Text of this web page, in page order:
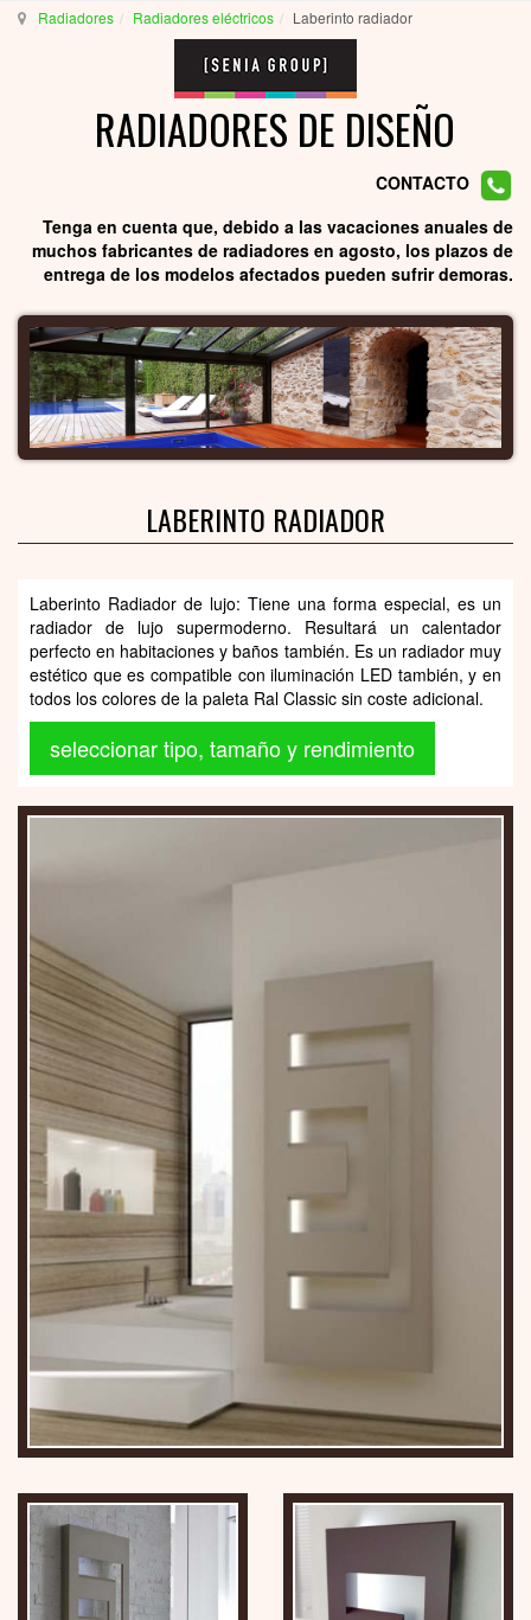
Radiadores Radiadores eléctricos Laberinto radiador
RADIADORES DE DISEÑO
CONTACTO
Tenga en cuenta que, debido a las vacaciones anuales de
muchos fabricantes de radiadores en agosto, los plazos de
entrega de los modelos afectados pueden sufrir demoras.
LABERINTO RADIADOR
Laberinto Radiador de lujo: Tiene una forma especial, es un
radiador de lujo supermoderno. Resultará un calentador
perfecto en habitaciones y baños también. Es un radiador muy
estético que es compatible con iluminación LED también, y en
todos los colores de la paleta Ral Classic sin coste adicional.
seleccionar tipo, tamaño y rendimiento